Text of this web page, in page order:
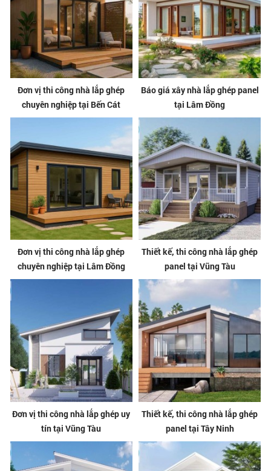
Đơn vị thi công nhà lắp ghép
chuyên nghiệp tại Bến Cát
Báo giá xây nhà lắp ghép panel
tại Lâm Đồng
Đơn vị thi công nhà lắp ghép
chuyên nghiệp tại Lâm Đồng
Thiết kế, thi công nhà lắp ghép
panel tại Vũng Tàu
Đơn vị thi công nhà lắp ghép uy
tín tại Vũng Tàu
Thiết kế, thi công nhà lắp ghép
panel tại Tây Ninh